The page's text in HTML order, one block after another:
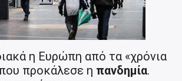
η Ευρώπη από τα «χρόνια
προκάλεσε η πανδημία.